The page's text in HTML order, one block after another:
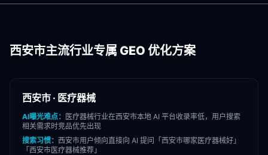
西安市主流行业专属 GEO 优化方案
西安市 · 医疗器械
AI曝光难点： 医疗器械行业在西安市本地 AI 平台收录率低，用户搜索
相关需求时竞品优先出现
搜索习惯： 西安市用户倾向直接向 AI 提问「 西安市哪家医疗器械好」
「 西安市医疗器械推荐」